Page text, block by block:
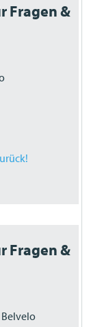
Fragen &
Fragen &